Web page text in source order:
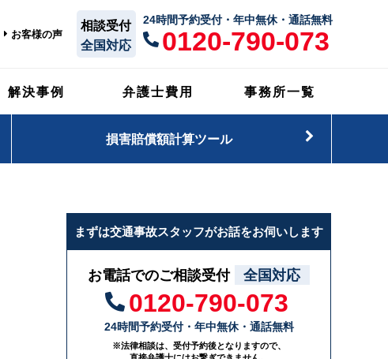
お客様の声
相談受付
全国対応
24時間予約受付・年中無休・通話無料
0120-790-073
解決事例 弁護士費用 事務所一覧
損害賠償額計算ツール
まずは交通事故スタッフがお話をお伺いします
お電話でのご相談受付 全国対応
0120-790-073
24時間予約受付・年中無休・通話無料
※法律相談は、受付予約後となりますので、